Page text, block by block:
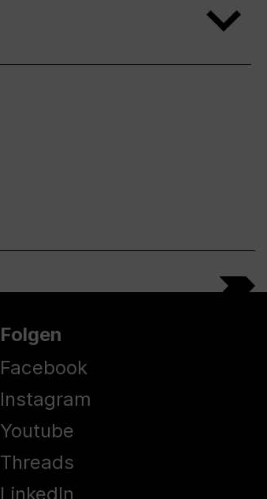
Folgen
Facebook
Instagram
Youtube
Threads
LinkedIn